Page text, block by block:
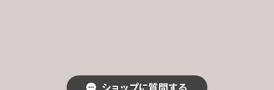
ショップに質問する